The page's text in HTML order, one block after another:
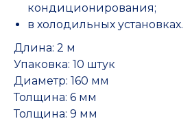
кондиционирования;
в холодильных установках.
Длина: 2 м
Упаковка: 10 штук
Диаметр: 160 мм
Толщина: 6 мм
Толщина: 9 мм